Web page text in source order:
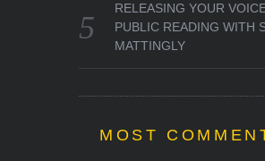
RELEASING YOUR
PUBLIC READING WITH
MATTINGLY
MOST